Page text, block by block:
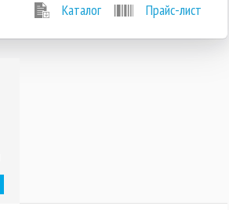
Каталог
Прайс-лист